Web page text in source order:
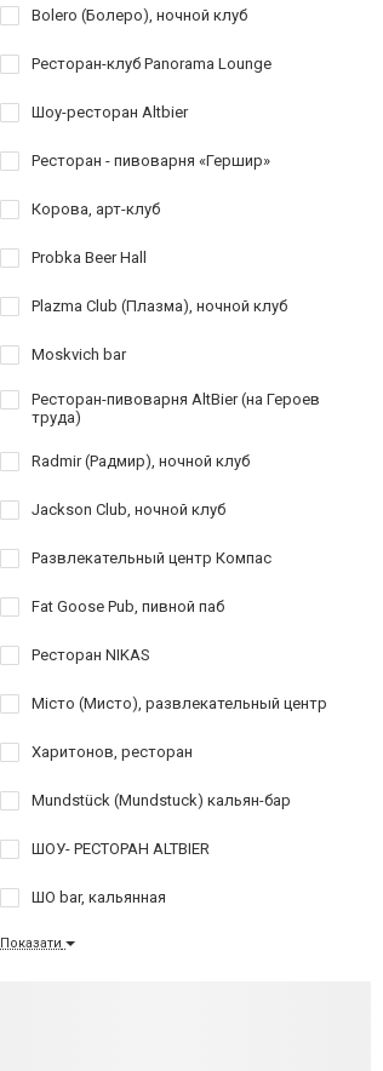
Bolero (Болеро), ночной клуб
Ресторан-клуб Panorama Lounge
Шоу-ресторан Altbier
Ресторан - пивоварня «Гершир»
Корова, арт-клуб
Probka Beer Hall
Plazma Club (Плазма), ночной клуб
Moskvich bar
Ресторан-пивоварня AltBier (на Героев
труда)
Radmir (Радмир), ночной клуб
Jackson Club, ночной клуб
Развлекательный центр Компас
Fat Goose Pub, пивной паб
Ресторан NIKAS
Місто (Мисто), развлекательный центр
Харитонов, ресторан
Mundstück (Mundstuck) кальян-бар
ШОУ- РЕСТОРАН ALTBIER
ШО bar, кальянная
Показати